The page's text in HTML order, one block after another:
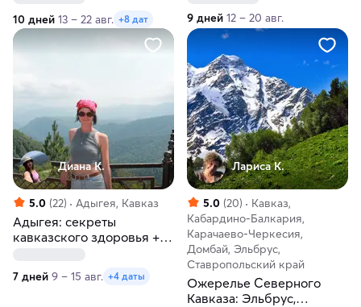
10 дней 13 – 22 авг. +8 дат 9 дней 12 – 20 авг.
Диана К.
5.0 (22) Адыгея, Кавказ
Адыгея: секреты
кавказского здоровья +
7 дней 9 – 15 авг. +4 даты
Лариса К.
5.0 (20)
Кавказ,
Кабардино-Балкария,
Карачаево-Черкесия,
Домбай, Эльбрус,
Ставропольский край
Ожерелье Северного
Кавказа: Эльбрус,